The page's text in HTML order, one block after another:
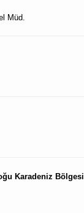
Müd.
Karadeniz